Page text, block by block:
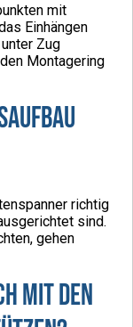
mit
Einhängen
Zug
Montagering
richtig
sind.
gehen
mit den